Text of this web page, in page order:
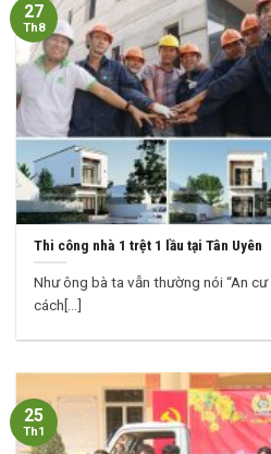
Thi công nhà 1 trệt 1 lầu tại Tân Uyên
Như ông bà ta vẫn thường nói “An cư
cách[...]
27
Th8
25
Th1